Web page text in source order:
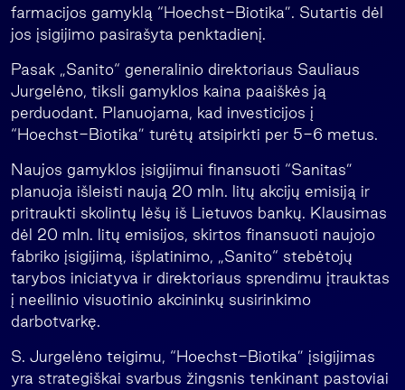
farmacijos gamyklą “Hoechst-Biotika”. Sutartis dėl
jos įsigijimo pasirašyta penktadienį.
Pasak „Sanito“ generalinio direktoriaus Sauliaus
Jurgelėno, tiksli gamyklos kaina paaiškės ją
perduodant. Planuojama, kad investicijos į
“Hoechst-Biotika” turėtų atsipirkti per 5-6 metus.
Naujos gamyklos įsigijimui finansuoti “Sanitas”
planuoja išleisti naują 20 mln. litų akcijų emisiją ir
pritraukti skolintų lėšų iš Lietuvos bankų. Klausimas
dėl 20 mln. litų emisijos, skirtos finansuoti naujojo
fabriko įsigijimą, išplatinimo, „Sanito“ stebėtojų
tarybos iniciatyva ir direktoriaus sprendimu įtrauktas
į neeilinio visuotinio akcininkų susirinkimo
darbotvarkę.
S. Jurgelėno teigimu, “Hoechst-Biotika” įsigijimas
yra strategiškai svarbus žingsnis tenkinant pastoviai